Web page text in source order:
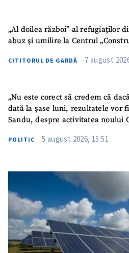
„Al doilea război” al refugiaților
abuz și umilire la Centrul
CITITORUL DE GARDĂ 7 august
„Nu este corect să credem că
dată la șase luni, rezultatele vor
Sandu, despre activitatea noului
POLITIC 5 august 2026, 15:51